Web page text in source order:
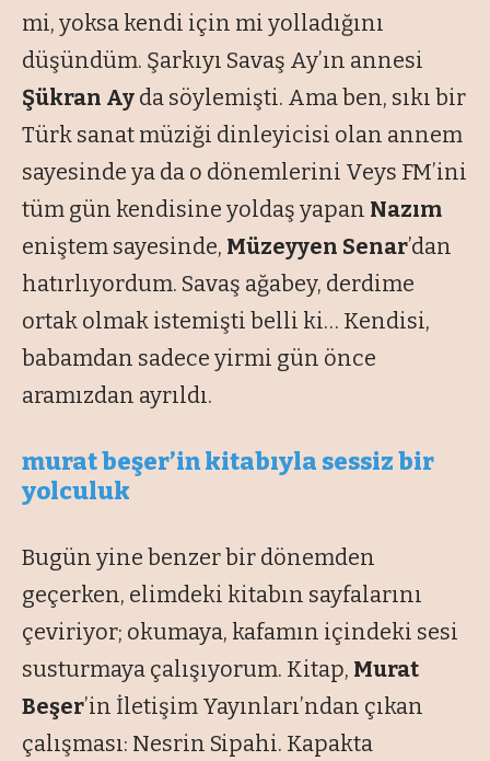
mi, yoksa kendi için mi yolladığını
düşündüm. Şarkıyı Savaş Ay’ın annesi
Şükran Ay da söylemişti. Ama ben, sıkı bir
Türk sanat müziği dinleyicisi olan annem
sayesinde ya da o dönemlerini Veys FM’ini
tüm gün kendisine yoldaş yapan Nazım
eniştem sayesinde, Müzeyyen Senar’dan
hatırlıyordum. Savaş ağabey, derdime
ortak olmak istemişti belli ki… Kendisi,
babamdan sadece yirmi gün önce
aramızdan ayrıldı.
murat beşer’in kitabıyla sessiz bir
yolculuk
Bugün yine benzer bir dönemden
geçerken, elimdeki kitabın sayfalarını
çeviriyor; okumaya, kafamın içindeki sesi
susturmaya çalışıyorum. Kitap, Murat
Beşer’in İletişim Yayınları’ndan çıkan
çalışması: Nesrin Sipahi. Kapakta